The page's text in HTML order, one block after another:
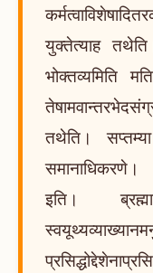
युक्तेत्याह
भोक्तव्यमिति
तथेति।
इति।